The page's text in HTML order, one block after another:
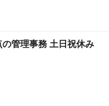
管理事務 土日祝休み